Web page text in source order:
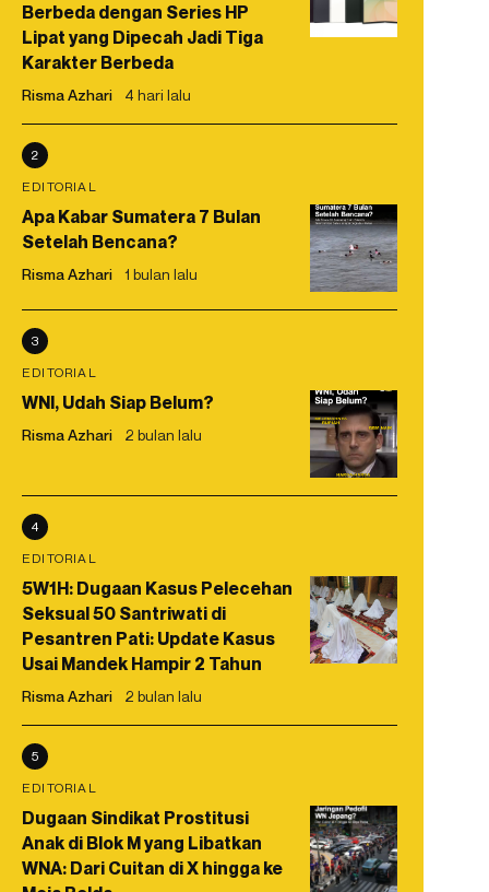
Berbeda dengan Series HP
Lipat yang Dipecah Jadi Tiga
Karakter Berbeda
Risma Azhari 4 hari lalu
2
EDITORIAL
Apa Kabar Sumatera 7 Bulan
Setelah Bencana?
Risma Azhari 1 bulan lalu
3
EDITORIAL
WNI, Udah Siap Belum?
Risma Azhari 2 bulan lalu
4
EDITORIAL
5W1H: Dugaan Kasus Pelecehan
Seksual 50 Santriwati di
Pesantren Pati: Update Kasus
Usai Mandek Hampir 2 Tahun
Risma Azhari 2 bulan lalu
5
EDITORIAL
Dugaan Sindikat Prostitusi
Anak di Blok M yang Libatkan
WNA: Dari Cuitan di X hingga ke